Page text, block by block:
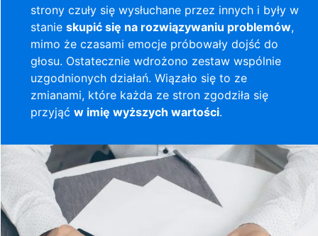
strony czuły się wysłuchane przez innych i były w
stanieskupić się na rozwiązywaniu problemów,
mimo że czasami emocje próbowały dojść do
głosu. Ostatecznie wdrożono zestaw wspólnie
uzgodnionych działań. Wiązało się to ze
zmianami, które każda ze stron zgodziła się
przyjąćw imię wyższych wartości.